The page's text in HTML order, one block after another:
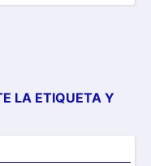
LA ETIQUETA Y